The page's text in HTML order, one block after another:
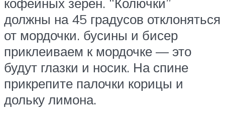
должны на 45 градусов отклоняться
от мордочки. бусины и бисер
приклеиваем к мордочке — это
будут глазки и носик. На спине
прикрепите палочки корицы и
дольку лимона.